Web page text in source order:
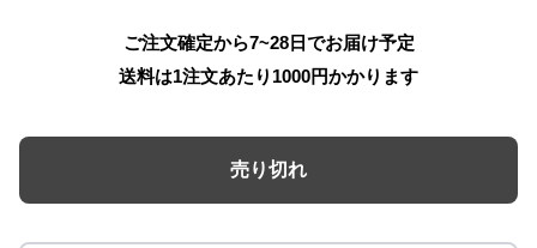
ご注文確定から7~28日でお届け予定
送料は1注文あたり 1000円かかります
売り切れ